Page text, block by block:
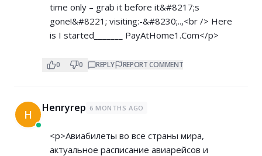
time only – grab it before it&#8217;s
gone!&#8221; visiting:-&#8230;..,<br /> Here
is I started_______ ­P­a­y­A­t­H­o­m­e­1­.­C­om</p>
0 0 REPLY REPORT COMMENT
H Henryrep 6 MONTHS AGO
<p>Авиабилеты во все страны мира,
актуальное расписание авиарейсов и